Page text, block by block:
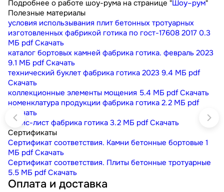
Подробнее о работе шоу-рума на странице "Шоу–рум"
Полезные материалы
условия использывания плит бетонных тротуарных
изготовленных фабрикой готика по гост-17608 2017 0.3
МБ pdf Скачать
каталог бортовых камней фабрика готика. февраль 2023
9.1 МБ pdf Скачать
технический буклет фабрика готика 2023 9.4 МБ pdf
Скачать
коллекционные элементы мощения 5.4 МБ pdf Скачать
номенклатура продукции фабрика готика 2.2 МБ pdf
Скачать
прайс-лист фабрика готика 3.2 МБ pdf Скачать
Сертификаты
Сертификат соответствия. Камни бетонные бортовые 1
МБ pdf Скачать
Сертификат соответствия. Плиты бетонные тротуарные
5.5 МБ pdf Скачать
Оплата и доставка